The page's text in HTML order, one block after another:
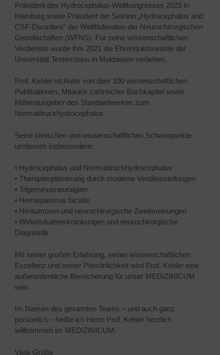
Präsident des Hydrocephalus-Weltkongresses 2023 in
Hamburg sowie Präsident der Sektion „Hydrocephalus and
CSF-Disorders” der Weltföderation der Neurochirurgischen
Gesellschaften (WFNS). Für seine wissenschaftlichen
Verdienste wurde ihm 2021 die Ehrendoktorwürde der
Universität Testemitanu in Moldawien verliehen.
Prof. Kehler ist Autor von über 100 wissenschaftlichen
Publikationen, Mitautor zahlreicher Buchkapitel sowie
Mitherausgeber des Standardwerkes zum
Normaldruckhydrocephalus.
Seine klinischen und wissenschaftlichen Schwerpunkte
umfassen insbesondere:
• Hydrocephalus und Normaldruckhydrocephalus
• Therapieoptimierung durch moderne Ventileinstellungen
• Trigeminusneuralgien
• Hemispasmus facialis
• Hirntumoren und neurochirurgische Zweitmeinungen
• Wirbelsäulenerkrankungen und neurochirurgische
Diagnostik
Mit seiner großen Erfahrung, seiner wissenschaftlichen
Exzellenz und seiner Persönlichkeit wird Prof. Kehler eine
außerordentliche Bereicherung für unser MEDIZINICUM
sein.
Im Namen des gesamten Teams – und auch ganz
persönlich – heiße ich Herrn Prof. Kehler herzlich
willkommen im MEDIZINICUM.
Viele Grüße